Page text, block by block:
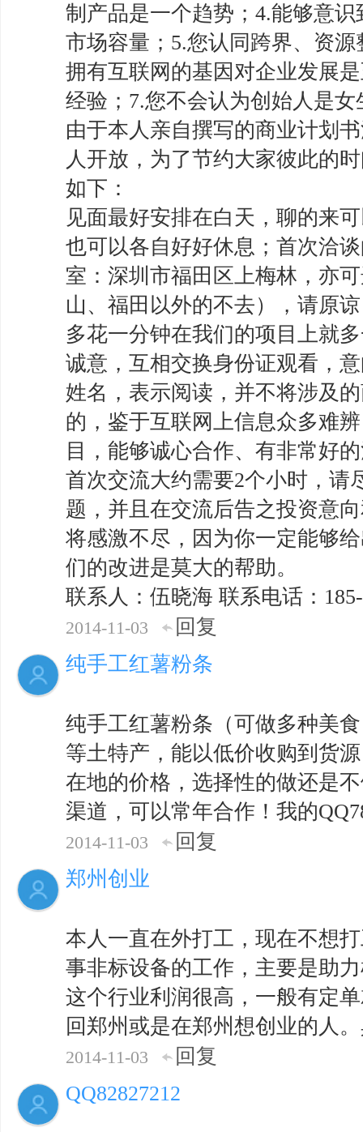
制产品是一个趋势；4.能够意
市场容量；5.您认同跨界、资
拥有互联网的基因对企业发展
经验；7.您不会认为创始人是女
由于本人亲自撰写的商业计划
人开放，为了节约大家彼此的
如下：
见面最好安排在白天，聊的来
也可以各自好好休息；首次洽
室：深圳市福田区上梅林，亦
山、福田以外的不去），请原
多花一分钟在我们的项目上就
诚意，互相交换身份证观看，
姓名，表示阅读，并不将涉及
的，鉴于互联网上信息众多难
目，能够诚心合作、有非常好
首次交流大约需要2个小时，请
题，并且在交流后告之投资意
将感激不尽，因为你一定能够
们的改进是莫大的帮助。
联系人：伍晓海 联系电话：185-
2014-11-03
回复
纯手工红薯粉条
纯手工红薯粉条（可做多种美
等土特产，能以低价收购到货
在地的价格，选择性的做还是
渠道，可以常年合作！我的
2014-11-03
回复
郑州创业
本人一直在外打工，现在不想
事非标设备的工作，主要是助
这个行业利润很高，一般有定
回郑州或是在郑州想创业的人
2014-11-03
回复
QQ82827212